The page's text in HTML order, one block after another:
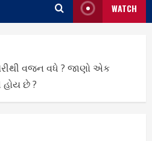
WATCH
વજન વધે ? જાણો એક
હોય છે ?